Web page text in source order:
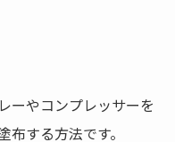
ーやコンプレッサーを
する方法です。